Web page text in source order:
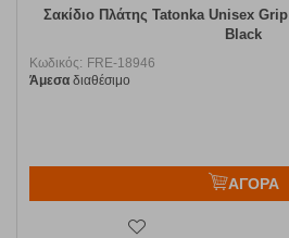
Σακίδιο Πλάτης Tatonka Unisex
Black
Κωδικός: FRE-18946
Άμεσα διαθέσιμο
ΑΓΟΡΑ